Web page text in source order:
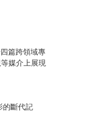
篇跨領域專
媒介上展現
的斷代記